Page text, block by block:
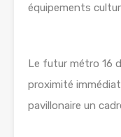
équipements
Le futur métro 16
proximité
pavillonaire un